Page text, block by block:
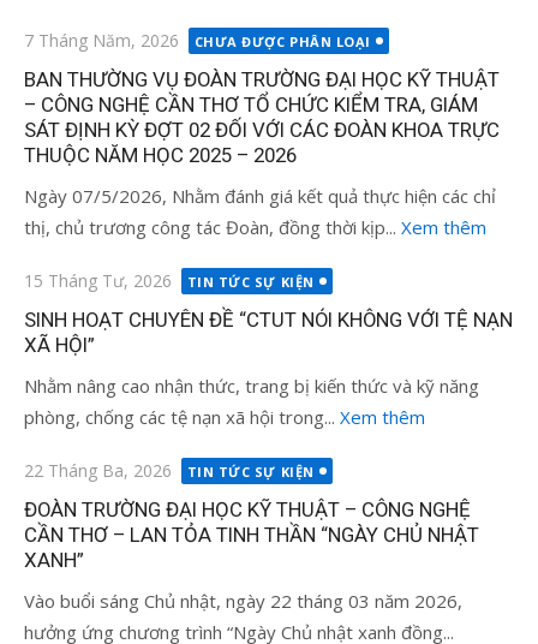
Đăng
vào
7 Tháng Năm, 2026 CHƯA ĐƯỢC PHÂN LOẠI
BAN THƯỜNG VỤ ĐOÀN TRƯỜNG ĐẠI HỌC KỸ THUẬT
– CÔNG NGHỆ CẦN THƠ TỔ CHỨC KIỂM TRA, GIÁM
SÁT ĐỊNH KỲ ĐỢT 02 ĐỐI VỚI CÁC ĐOÀN KHOA TRỰC
THUỘC NĂM HỌC 2025 – 2026
Ngày 07/5/2026, Nhằm đánh giá kết quả thực hiện các chỉ
thị, chủ trương công tác Đoàn, đồng thời kịp... Xem thêm
Đăng
vào
15 Tháng Tư, 2026 TIN TỨC SỰ KIỆN
SINH HOẠT CHUYÊN ĐỀ “CTUT NÓI KHÔNG VỚI TỆ NẠN
XÃ HỘI”
Nhằm nâng cao nhận thức, trang bị kiến thức và kỹ năng
phòng, chống các tệ nạn xã hội trong... Xem thêm
Đăng
vào
22 Tháng Ba, 2026 TIN TỨC SỰ KIỆN
ĐOÀN TRƯỜNG ĐẠI HỌC KỸ THUẬT – CÔNG NGHỆ
CẦN THƠ – LAN TỎA TINH THẦN “NGÀY CHỦ NHẬT
XANH”
Vào buổi sáng Chủ nhật, ngày 22 tháng 03 năm 2026,
hưởng ứng chương trình “Ngày Chủ nhật xanh đồng...